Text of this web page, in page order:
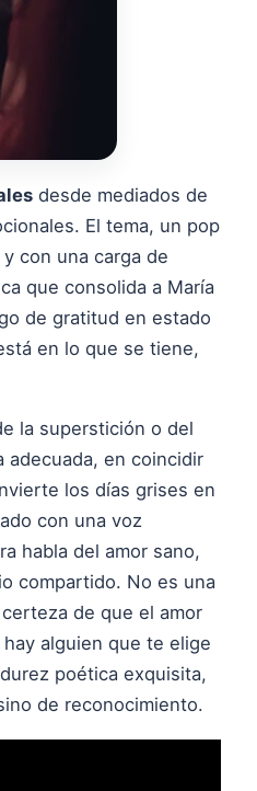
desde mediados de
El tema, un pop
con una carga de
que consolida a María
de gratitud en estado
en lo que se tiene,
la superstición o del
adecuada, en coincidir
los días grises en
con una voz
habla del amor sano,
compartido. No es una
de que el amor
alguien que te elige
poética exquisita,
de reconocimiento.